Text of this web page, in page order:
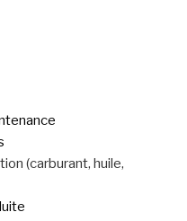
(carburant, huile,